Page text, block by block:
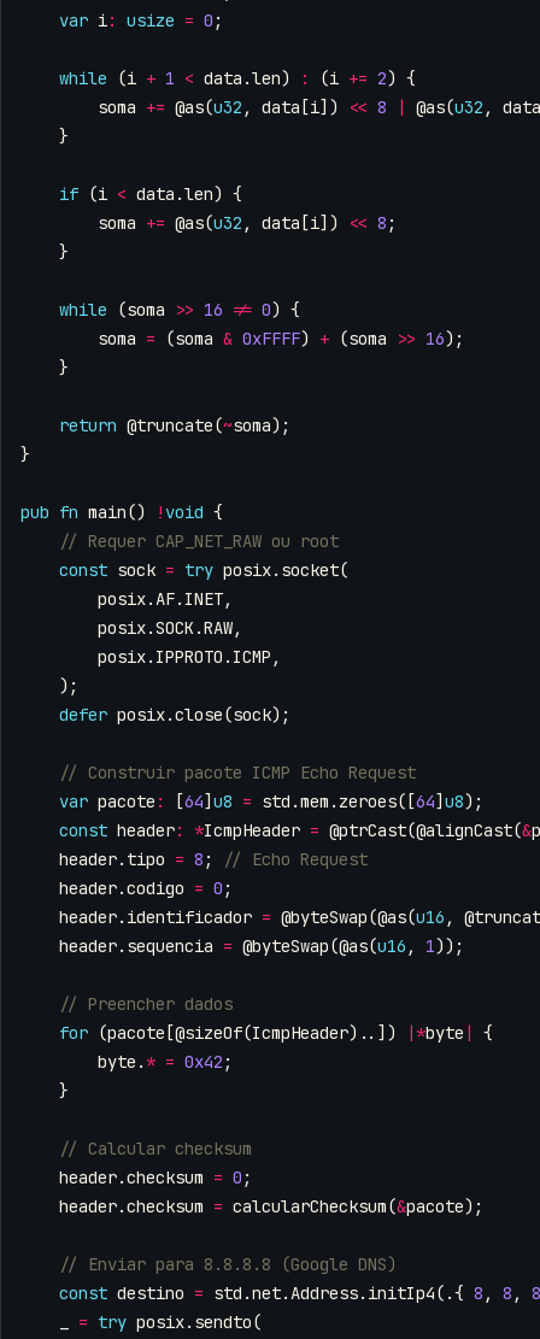
var i: usize = 0 ;
while (i + 1 < data .len) : (i += 2) {
soma += @as(u32 , data [i]) << 8 | @as(u32 ,
data
}
if (i < data .len) {
soma += @as(u32 , data [i]) << 8 ;
}
while (soma >> 16 != 0) {
soma = (soma & 0xFFFF) + (soma >> 16);
}
return @truncate(~soma);
}
pub fn main() ! void {
const sock = try posix. socket(
posix.AF. INET,
posix.SOCK.RAW,
posix. IPPROTO . ICMP ,
);
defer posix.close(sock);
var pacote : [64] u8 = std .mem . zeroes([64] u8);
const header: *IcmpHeader = @ptrCast(@alignCast(&
header. tipo = 8 ;
header.codigo = 0 ;
header. identificador = @byteSwap(@as(u16 ,
header. sequencia = @byteSwap(@as(u16 , 1));
for (pacote [@sizeOf(IcmpHeader)..]) |*byte |
{
byte . * = 0x42 ;
}
header.checksum = 0 ;
header.checksum = calcularChecksum(&pacote);
const destino = std .net.Address. initIp4(.{ 8 , 8 ,
8
= try posix. sendto(